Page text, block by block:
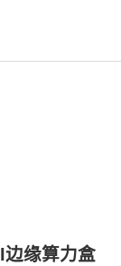
缘算力盒